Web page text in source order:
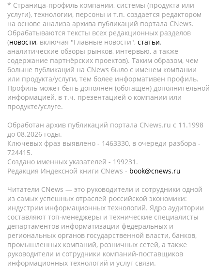
* Страница-профиль компании, системы (продукта или
услуги), технологии, персоны и т.п. создается редактором
на основе анализа архива публикаций портала CNews.
Обрабатываются тексты всех редакционных разделов
(новости, включая "Главные новости", статьи,
аналитические обзоры рынков, интервью, а также
содержание партнёрских проектов). Таким образом, чем
больше публикаций на CNews было с именем компании
или продукта/услуги, тем более информативен профиль.
Профиль может быть дополнен (обогащен) дополнительной
информацией, в т.ч. презентацией о компании или
продукте/услуге.
Обработан архив публикаций портала CNews.ru c 11.1998
до 08.2026 годы.
Ключевых фраз выявлено - 1463330, в очереди разбора -
724415.
Создано именных указателей - 199231.
Редакция Индексной книги CNews - book@cnews.ru
Читатели CNews — это руководители и сотрудники одной
из самых успешных отраслей российской экономики:
индустрии информационных технологий. Ядро аудитории
составляют топ-менеджеры и технические специалисты
департаментов информатизации федеральных и
региональных органов государственной власти, банков,
промышленных компаний, розничных сетей, а также
руководители и сотрудники компаний-поставщиков
информационных технологий и услуг связи.